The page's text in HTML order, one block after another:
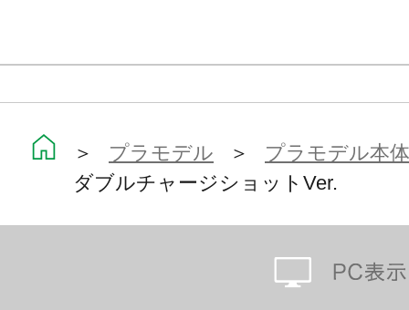
・ヘッド、ボディ、アーム、レッグ
『エックス』と互換性があり、エッ
ーム中でのパーツ獲得途中の状態を
・一部塗装済みマルチカラーキット
心者の方も安心して組立てる事がで
＞ プラモデル ＞ プラモデル本体
ダブルチャージショットVer.